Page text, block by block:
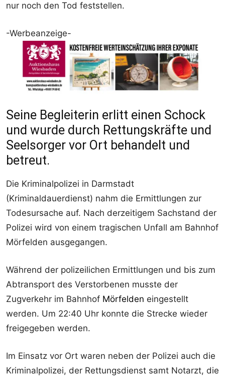
nur noch den Tod feststellen.
-Werbeanzeige-
Seine Begleiterin erlitt einen Schock
und wurde durch Rettungskräfte und
Seelsorger vor Ort behandelt und
betreut.
Die Kriminalpolizei in Darmstadt
(Kriminaldauerdienst) nahm die Ermittlungen zur
Todesursache auf. Nach derzeitigem Sachstand der
Polizei wird von einem tragischen Unfall am Bahnhof
Mörfelden ausgegangen.
Während der polizeilichen Ermittlungen und bis zum
Abtransport des Verstorbenen musste der
Zugverkehr im Bahnhof Mörfelden eingestellt
werden. Um 22:40 Uhr konnte die Strecke wieder
freigegeben werden.
Im Einsatz vor Ort waren neben der Polizei auch die
Kriminalpolizei, der Rettungsdienst samt Notarzt, die